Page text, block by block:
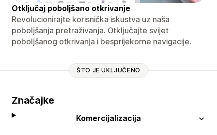
Otključaj poboljšano otkrivanje
Revolucionirajte korisnička iskustva uz naša
poboljšanja pretraživanja. Otključajte svijet
poboljšanog otkrivanja i besprijekorne navigacije.
ŠTO JE UKLJUČENO
Značajke
Komercijalizacija